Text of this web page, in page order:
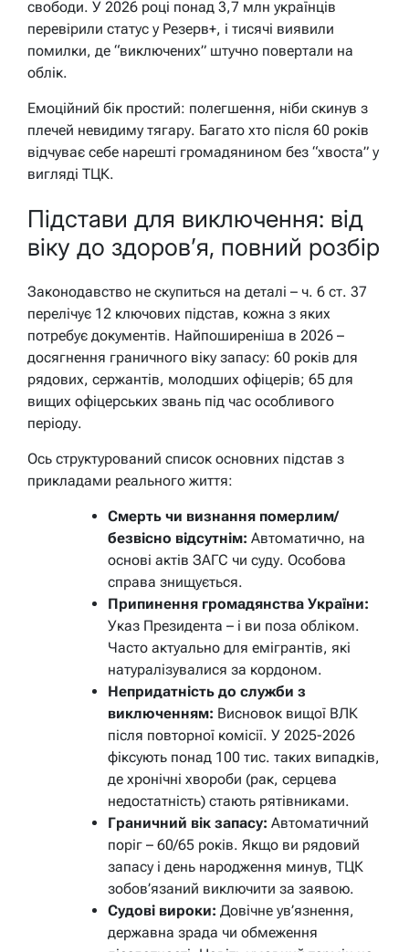
свободи. У 2026 році понад 3,7 млн українців
перевірили статус у Резерв+, і тисячі виявили
помилки, де “виключених” штучно повертали на
облік.
Емоційний бік простий: полегшення, ніби скинув з
плечей невидиму тягару. Багато хто після 60 років
відчуває себе нарешті громадянином без “хвоста” у
вигляді ТЦК.
Підстави для виключення: від
віку до здоров’я, повний розбір
Законодавство не скупиться на деталі – ч. 6 ст. 37
перелічує 12 ключових підстав, кожна з яких
потребує документів. Найпоширеніша в 2026 –
досягнення граничного віку запасу: 60 років для
рядових, сержантів, молодших офіцерів; 65 для
вищих офіцерських звань під час особливого
періоду.
Ось структурований список основних підстав з
прикладами реального життя:
Смерть чи визнання померлим/
безвісно відсутнім: Автоматично, на
основі актів ЗАГС чи суду. Особова
справа знищується.
Припинення громадянства України:
Указ Президента – і ви поза обліком.
Часто актуально для емігрантів, які
натуралізувалися за кордоном.
Непридатність до служби з
виключенням: Висновок вищої ВЛК
після повторної комісії. У 2025-2026
фіксують понад 100 тис. таких випадків,
де хронічні хвороби (рак, серцева
недостатність) стають рятівниками.
Граничний вік запасу: Автоматичний
поріг – 60/65 років. Якщо ви рядовий
запасу і день народження минув, ТЦК
зобов’язаний виключити за заявою.
Судові вироки: Довічне ув’язнення,
державна зрада чи обмеження